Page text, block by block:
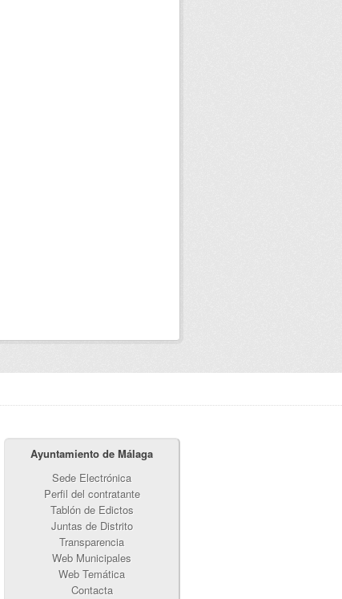
Ayuntamiento de Málaga
Sede Electrónica
Perfil del contratante
Tablón de Edictos
Juntas de Distrito
Transparencia
Web Municipales
Web Temática
Contacta